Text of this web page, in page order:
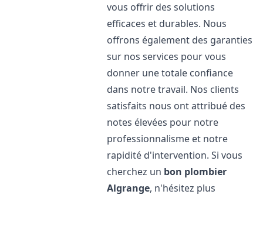
vous offrir des solutions
efficaces et durables. Nous
offrons également des garanties
sur nos services pour vous
donner une totale confiance
dans notre travail. Nos clients
satisfaits nous ont attribué des
notes élevées pour notre
professionnalisme et notre
rapidité d'intervention. Si vous
cherchez un bon plombier
Algrange, n'hésitez plus